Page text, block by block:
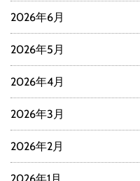
2026年6月
2026年5月
2026年4月
2026年3月
2026年2月